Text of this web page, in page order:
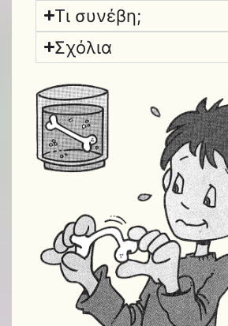
Τι συνέβη;
Σχόλια